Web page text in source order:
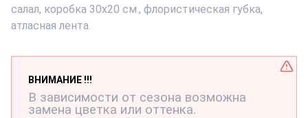
салал, коробка 30х20 см., флористическая губка,
атласная лента.
ВНИМАНИЕ !!!
В зависимости от сезона возможна
замена цветка или оттенка.